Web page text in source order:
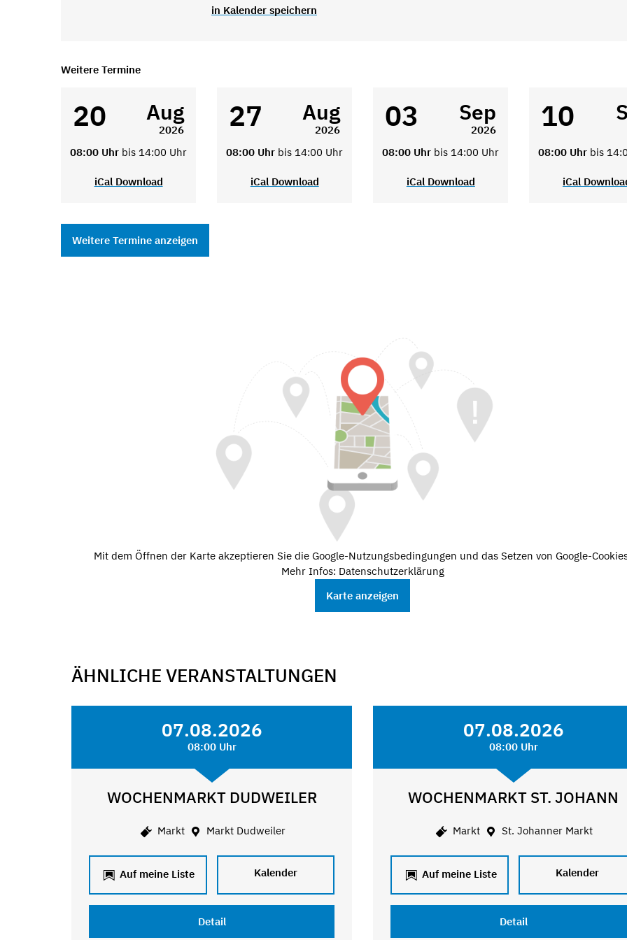
in Kalender speichern
Weitere Termine
20 Aug
2026
08:00 Uhr bis 14:00 Uhr
iCal Download
27 Aug
2026
08:00 Uhr bis 14:00 Uhr
iCal Download
03 Sep
2026
08:00 Uhr bis 14:00 Uhr
iCal Download
10
08:00 Uhr bis
iCal
Weitere Termine anzeigen
Mit dem Öffnen der Karte akzeptieren Sie die Google-Nutzungsbedingungen und das Setzen von Google-
Mehr Infos: Datenschutzerklärung
Karte anzeigen
ÄHNLICHE VERANSTALTUNGEN
07.08.2026
08:00 Uhr
WOCHENMARKT DUDWEILER
Markt Markt Dudweiler
Auf meine Liste Kalender
Detail
07.08.2026
08:00 Uhr
WOCHENMARKT ST. JOHANN
Markt St. Johanner Markt
Auf meine Liste Kalender
Detail